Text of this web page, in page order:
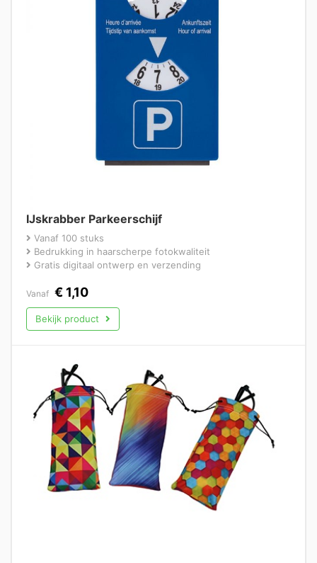
IJskrabber Parkeerschijf
Vanaf 100 stuks
Bedrukking in haarscherpe fotokwaliteit
Gratis digitaal ontwerp en verzending
Vanaf € 1,10
Bekijk product